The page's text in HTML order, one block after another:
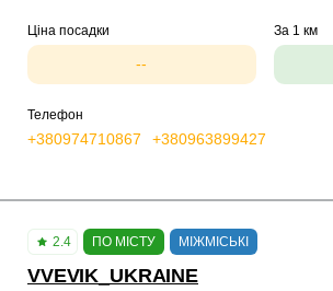
Ціна посадки
--
За 1 км
Телефон
+380974710867 +380963899427
2.4 ПО МІСТУ МІЖМІСЬКІ
VVEVIK_UKRAINE